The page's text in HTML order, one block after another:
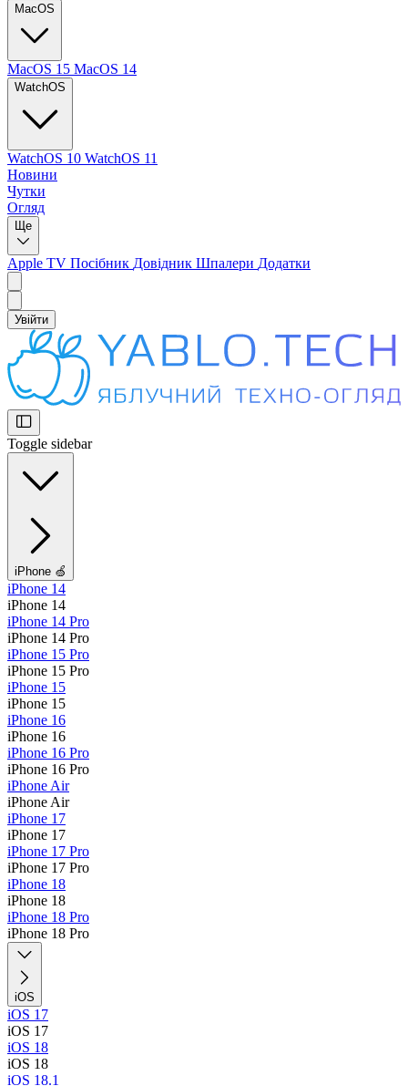
MacOS
MacOS 15 MacOS 14
WatchOS
WatchOS 10 WatchOS 11
Новини
Чутки
Огляд
Ще
Apple TV Посібник Довідник Шпалери Додатки
Увійти
Toggle sidebar
iPhone 🍏
iPhone 14
iPhone 14
iPhone 14 Pro
iPhone 14 Pro
iPhone 15 Pro
iPhone 15 Pro
iPhone 15
iPhone 15
iPhone 16
iPhone 16
iPhone 16 Pro
iPhone 16 Pro
iPhone Air
iPhone Air
iPhone 17
iPhone 17
iPhone 17 Pro
iPhone 17 Pro
iPhone 18
iPhone 18
iPhone 18 Pro
iPhone 18 Pro
iOS
iOS 17
iOS 17
iOS 18
iOS 18
iOS 18.1